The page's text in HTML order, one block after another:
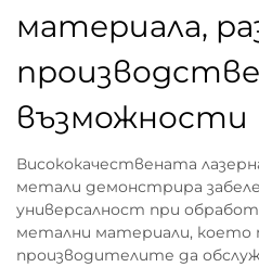
материала,
възможности
Висококачествената
метали демонстрира
универсалност при
метални материали, което
производителите да